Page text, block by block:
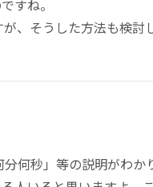
すね。
、そうした方法も検討
何秒」等の説明がわか